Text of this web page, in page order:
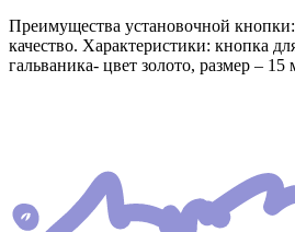
Преимущества установочной
качество. Характеристики: кнопка
гальваника- цвет золото, размер –